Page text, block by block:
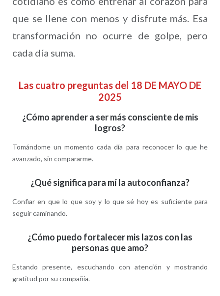
que se llene con menos y disfrute más. Esa
transformación no ocurre de golpe, pero
cada día suma.
Las cuatro preguntas del 18 DE MAYO DE
2025
¿Cómo aprender a ser más consciente de mis
logros?
Tomándome un momento cada día para reconocer lo que he
avanzado, sin compararme.
¿Qué significa para mí la autoconfianza?
Confiar en que lo que soy y lo que sé hoy es suficiente para
seguir caminando.
¿Cómo puedo fortalecer mis lazos con las
personas que amo?
Estando presente, escuchando con atención y mostrando
gratitud por su compañía.